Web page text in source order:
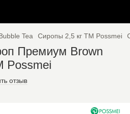
Tea Сиропы 2,5 кг ТМ Possmei
Премиум Brown
Possmei
отзыв